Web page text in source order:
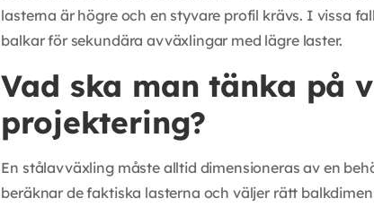
lasterna är högre och en styvare profil krävs. I vissa
balkar för sekundära avväxlingar med lägre laster.
Vad ska man tänka på
projektering?
En stålavväxling måste alltid dimensioneras av en
beräknar de faktiska lasterna och väljer rätt